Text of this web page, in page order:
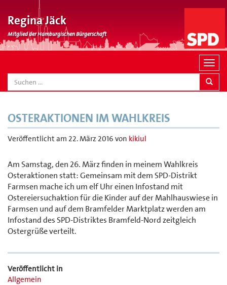
Regina Jäck
Mitglied der Hamburgischen Bürgerschaft
N
a
v
SEARCH
OSTERAKTIONEN IM WAHLKREIS
Veröffentlicht am 22. März 2016 von kikiul
Am Samstag, den 26. März finden in meinem Wahlkreis
Osteraktionen statt: Gemeinsam mit dem SPD-Distrikt
Farmsen mache ich um elf Uhr einen Infostand mit
Ostereiersuchaktion für die Kinder auf der Mahlhauswiese in
Farmsen und auf dem Bramfelder Marktplatz werden am
Infostand des SPD-Distriktes Bramfeld-Nord zeitgleich
Ostergrüße verteilt.
Veröffentlicht in
Allgemein